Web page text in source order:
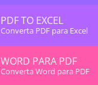
PDF TO EXCEL
Converta PDF para Excel
WORD PARA PDF
Converta Word para PDF